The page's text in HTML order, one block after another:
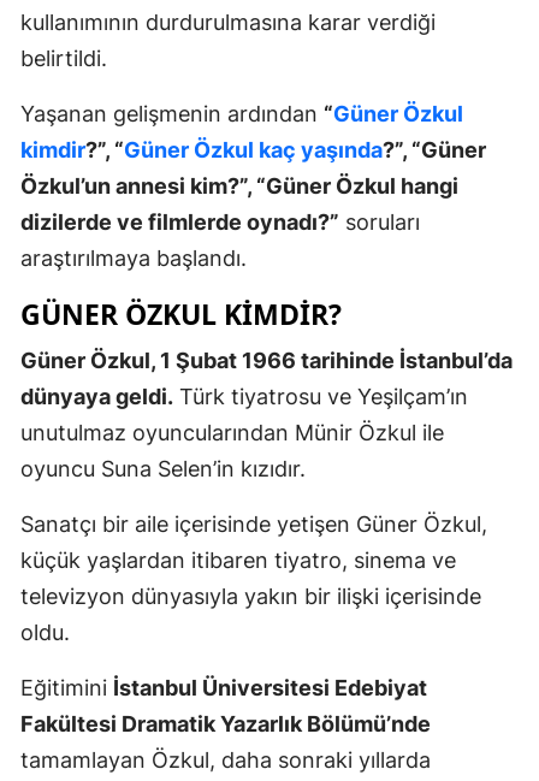
kullanımının durdurulmasına karar verdiği
belirtildi.
Yaşanan gelişmenin ardından “Güner Özkul
kimdir?”, “Güner Özkul kaç yaşında?”, “Güner
Özkul’un annesi kim?”, “Güner Özkul hangi
dizilerde ve filmlerde oynadı?” soruları
araştırılmaya başlandı.
GÜNER ÖZKUL KIMDIR?
Güner Özkul, 1 Şubat 1966 tarihinde İstanbul’da
dünyaya geldi. Türk tiyatrosu ve Yeşilçam’ın
unutulmaz oyuncularından Münir Özkul ile
oyuncu Suna Selen’in kızıdır.
Sanatçı bir aile içerisinde yetişen Güner Özkul,
küçük yaşlardan itibaren tiyatro, sinema ve
televizyon dünyasıyla yakın bir ilişki içerisinde
oldu.
Eğitimini İstanbul Üniversitesi Edebiyat
Fakültesi Dramatik Yazarlık Bölümü’nde
tamamlayan Özkul, daha sonraki yıllarda